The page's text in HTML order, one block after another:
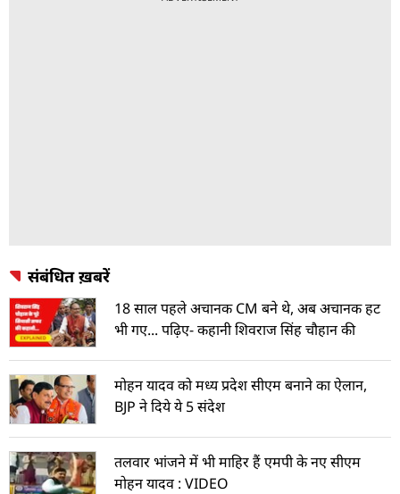
संबंधित ख़बरें
18 साल पहले अचानक CM बने थे, अब अचानक हट
भी गए... पढ़िए- कहानी शिवराज सिंह चौहान की
मोहन यादव को मध्य प्रदेश सीएम बनाने का ऐलान,
BJP ने दिये ये 5 संदेश
तलवार भांजने में भी माहिर हैं एमपी के नए सीएम
मोहन यादव : VIDEO